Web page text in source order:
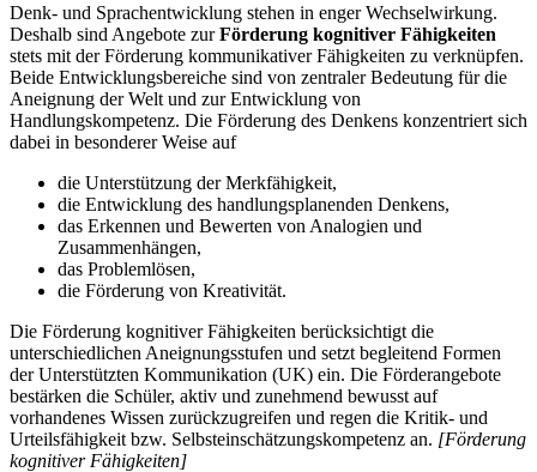
Denk- und Sprachentwicklung stehen in enger Wechselwirkung.
Deshalb sind Angebote zurFörderung kognitiver Fähigkeiten
stets mit der Förderung kommunikativer Fähigkeiten zu verknüpfen.
Beide Entwicklungsbereiche sind von zentraler Bedeutung für die
Aneignung der Welt und zur Entwicklung von
Handlungskompetenz. Die Förderung des Denkens konzentriert sich
dabei in besonderer Weise auf
die Unterstützung der Merkfähigkeit,
die Entwicklung des handlungsplanenden Denkens,
das Erkennen und Bewerten von Analogien und
Zusammenhängen,
das Problemlösen,
die Förderung von Kreativität.
Die Förderung kognitiver Fähigkeiten berücksichtigt die
unterschiedlichen Aneignungsstufen und setzt begleitend Formen
der Unterstützten Kommunikation (UK) ein. Die Förderangebote
bestärken die Schüler, aktiv und zunehmend bewusst auf
vorhandenes Wissen zurückzugreifen und regen die Kritik- und
Urteilsfähigkeit bzw. Selbsteinschätzungskompetenz an. [Förderung
kognitiver Fähigkeiten]